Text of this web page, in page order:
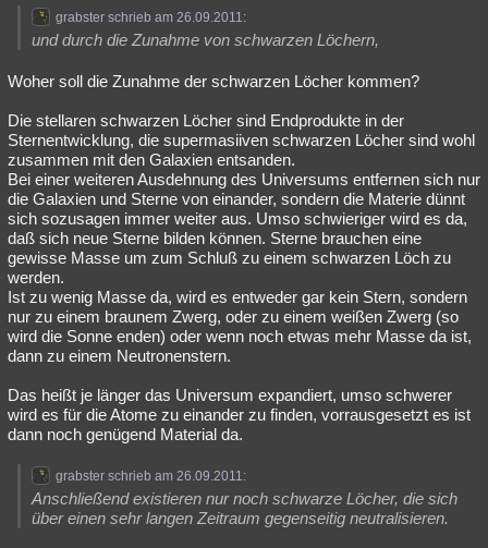
grabster schrieb am 26.09.2011:
und durch die Zunahme von schwarzen Löchern,
Woher soll die Zunahme der schwarzen Löcher kommen?
Die stellaren schwarzen Löcher sind Endprodukte in der
Sternentwicklung, die supermasiiven schwarzen Löcher sind wohl
zusammen mit den Galaxien entsanden.
Bei einer weiteren Ausdehnung des Universums entfernen sich nur
die Galaxien und Sterne von einander, sondern die Materie dünnt
sich sozusagen immer weiter aus. Umso schwieriger wird es da,
daß sich neue Sterne bilden können. Sterne brauchen eine
gewisse Masse um zum Schluß zu einem schwarzen Löch zu
werden.
Ist zu wenig Masse da, wird es entweder gar kein Stern, sondern
nur zu einem braunem Zwerg, oder zu einem weißen Zwerg (so
wird die Sonne enden) oder wenn noch etwas mehr Masse da ist,
dann zu einem Neutronenstern.
Das heißt je länger das Universum expandiert, umso schwerer
wird es für die Atome zu einander zu finden, vorrausgesetzt es ist
dann noch genügend Material da.
grabster schrieb am 26.09.2011:
Anschließend existieren nur noch schwarze Löcher, die sich
über einen sehr langen Zeitraum gegenseitig neutralisieren.